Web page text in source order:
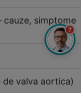
cauze, simptome
valva aortica)
?